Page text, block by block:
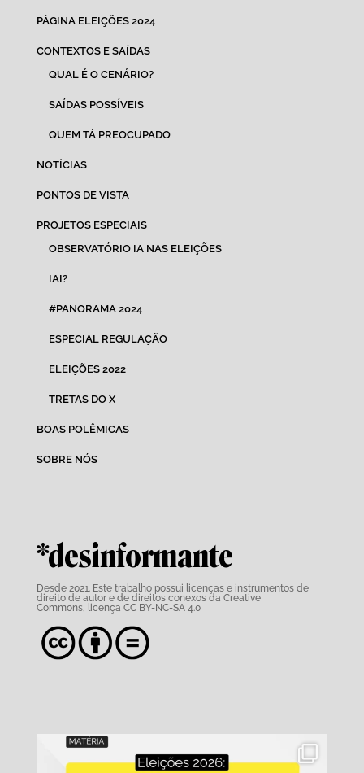
PÁGINA ELEIÇÕES 2024
CONTEXTOS E SAÍDAS
QUAL É O CENÁRIO?
SAÍDAS POSSÍVEIS
QUEM TÁ PREOCUPADO
NOTÍCIAS
PONTOS DE VISTA
PROJETOS ESPECIAIS
OBSERVATÓRIO IA NAS ELEIÇÕES
IAI?
#PANORAMA 2024
ESPECIAL REGULAÇÃO
ELEIÇÕES 2022
TRETAS DO X
BOAS POLÊMICAS
SOBRE NÓS
*desinformante
Desde 2021. Este trabalho possui licenças e instrumentos de
direito de autor e de direitos conexos da Creative
Commons,
licença CC BY-NC-SA 4.0